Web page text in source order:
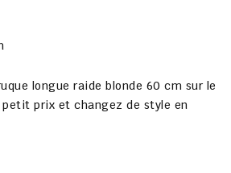
longue raide blonde 60 cm sur le
prix et changez de style en